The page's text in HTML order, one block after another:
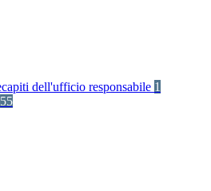
dell'ufficio responsabile 1
55